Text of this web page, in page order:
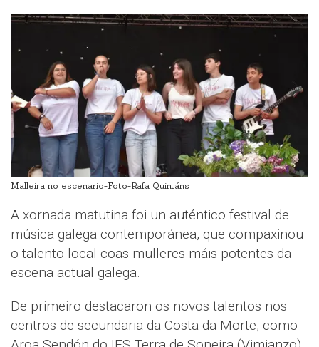
Malleira no escenario-Foto-Rafa Quintáns
A xornada matutina foi un auténtico festival de
música galega contemporánea, que compaxinou
o talento local coas mulleres máis potentes da
escena actual galega.
De primeiro destacaron os novos talentos nos
centros de secundaria da Costa da Morte, como